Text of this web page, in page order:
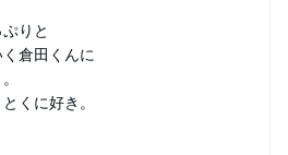
りと
倉田くんに
くに好き。